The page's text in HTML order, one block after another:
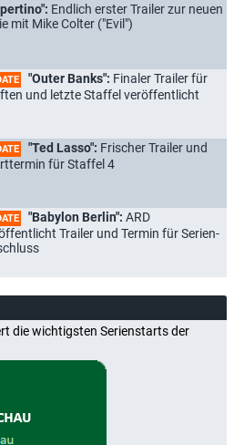
Endlich erster Trailer zur neuen
mit Mike Colter ("Evil")
"Outer Banks": Finaler Trailer für
und letzte Staffel veröffentlicht
"Ted Lasso": Frischer Trailer und
für Staffel 4
"Babylon Berlin": ARD
Trailer und Termin für Serien-
die wichtigsten Serienstarts der